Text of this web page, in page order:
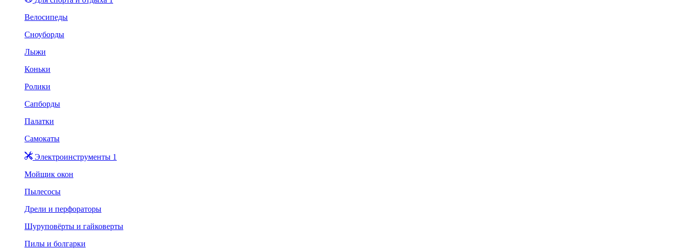
Велосипеды
Сноуборды
Лыжи
Коньки
Ролики
Сапборды
Палатки
Самокаты
Электроинструменты 1
Мойщик окон
Пылесосы
Дрели и перфораторы
Шуруповёрты и гайковерты
Пилы и болгарки